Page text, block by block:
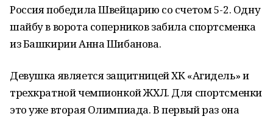
Россия победила Швейцарию со счетом 5-2. Одну
шайбу в ворота соперников забила спортсменка
из Башкирии Анна Шибанова.
Девушка является защитницей ХК «Агидель» и
трехкратной чемпионкой ЖХЛ. Для спортсменки
это уже вторая Олимпиада. В первый раз она